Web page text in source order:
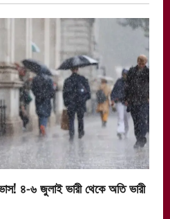
৪-৬ জুলাই ভারী থেকে অতি ভারী